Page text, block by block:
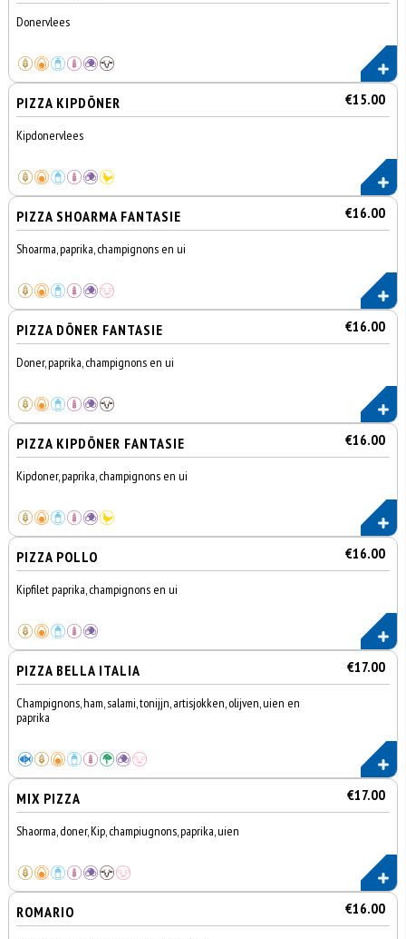
Donervlees
PIZZA KIPDÖNER €15.00
Kipdonervlees
PIZZA SHOARMA FANTASIE €16.00
Shoarma, paprika, champignons en ui
PIZZA DÖNER FANTASIE €16.00
Doner, paprika, champignons en ui
PIZZA KIPDÖNER FANTASIE €16.00
Kipdoner, paprika, champignons en ui
PIZZA POLLO €16.00
Kipfilet paprika, champignons en ui
PIZZA BELLA ITALIA €17.00
Champignons, ham, salami, tonijjn, artisjokken, olijven, uien en
paprika
MIX PIZZA €17.00
Shaorma, doner, Kip, champiugnons, paprika, uien
ROMARIO €16.00